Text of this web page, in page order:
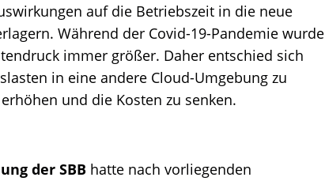
auf die Betriebszeit in die neue
Während der Covid-19-Pandemie wurde
immer größer. Daher entschied sich
in eine andere Cloud-Umgebung zu
und die Kosten zu senken.
der SBB hatte nach vorliegenden